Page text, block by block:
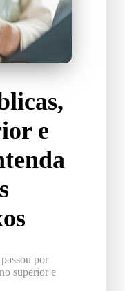
e
por
superior e